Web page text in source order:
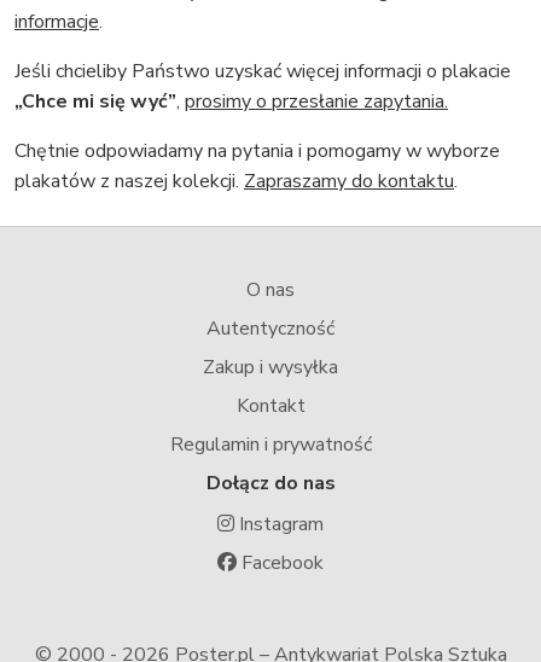
informacje.
Jeśli chcieliby Państwo uzyskać więcej informacji o plakacie
„Chce mi się wyć”, prosimy o przesłanie zapytania.
Chętnie odpowiadamy na pytania i pomogamy w wyborze
plakatów z naszej kolekcji. Zapraszamy do kontaktu.
O nas
Autentyczność
Zakup i wysyłka
Kontakt
Regulamin i prywatność
Dołącz do nas
Instagram
Facebook
© 2000 - 2026 Poster.pl – Antykwariat Polska Sztuka